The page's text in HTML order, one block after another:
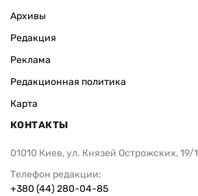
Архивы
Редакция
Реклама
Редакционная политика
Карта
КОНТАКТЫ
01010 Киев, ул. Князей Острожских, 19/1
Телефон редакции:
+380 (44) 280-04-85